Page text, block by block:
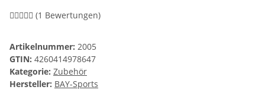
(1 Bewertungen)
Artikelnummer: 2005
GTIN: 4260414978647
Kategorie: Zubehör
Hersteller: BAY-Sports